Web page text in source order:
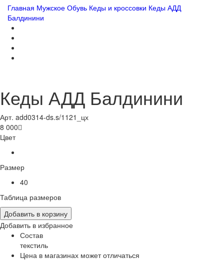
Главная Мужское Обувь Кеды и кроссовки Кеды АДД
Балдинини
Кеды АДД Балдинини
Арт. add0314-ds.s/1121_цх
8 000
Цвет
Размер
40
Таблица размеров
Добавить в корзину
Добавить в избранное
Состав
текстиль
Цена в магазинах может отличаться